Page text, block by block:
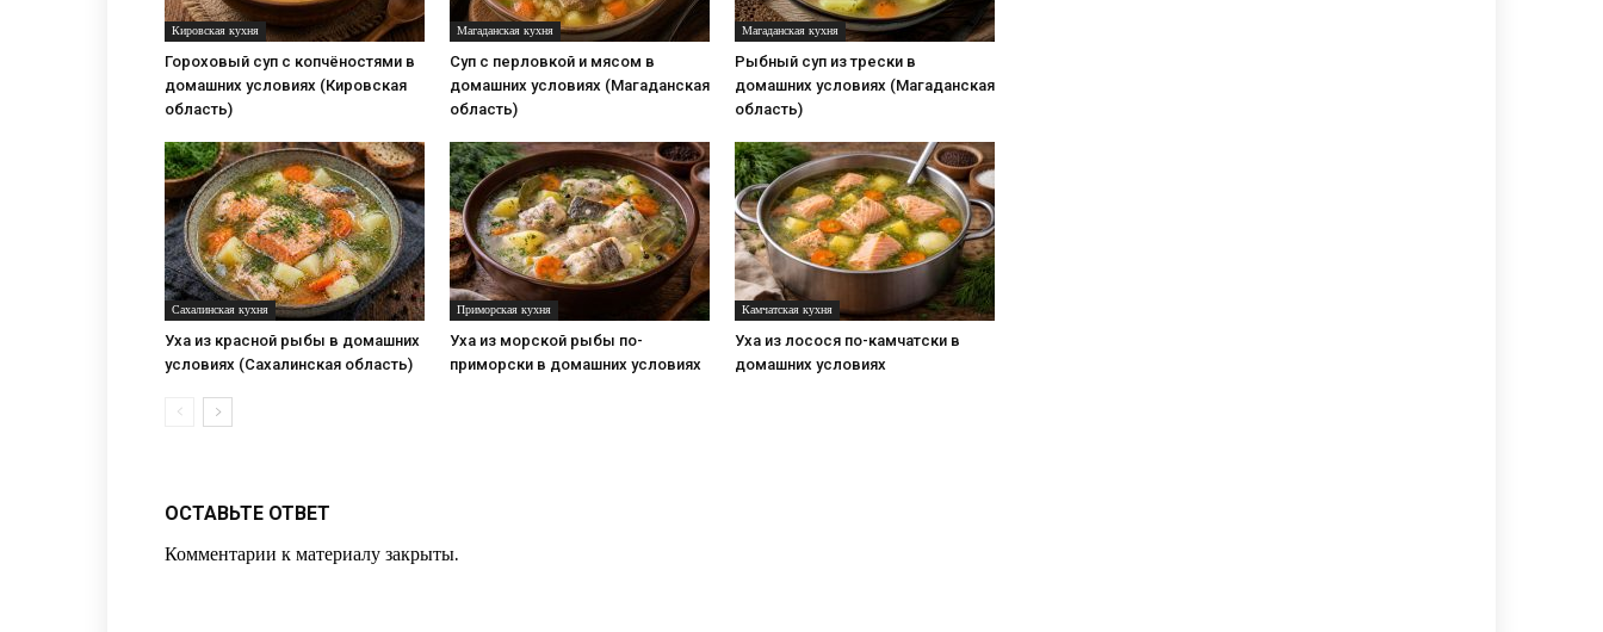
Кировская кухня
Гороховый суп с копчёностями в
домашних условиях (Кировская
область)
Магаданская кухня
Суп с перловкой и мясом в
домашних условиях (Магаданская
область)
Магаданская кухня
Рыбный суп из трески в
домашних условиях (Магаданская
область)
Сахалинская кухня
Уха из красной рыбы в домашних
условиях (Сахалинская область)
Приморская кухня
Уха из морской рыбы по-
приморски в домашних условиях
Камчатская кухня
Уха из лосося по-камчатски в
домашних условиях
ОСТАВЬТЕ ОТВЕТ
Комментарии к материалу закрыты.